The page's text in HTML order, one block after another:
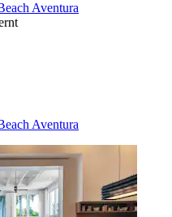
Aventura
Aventura